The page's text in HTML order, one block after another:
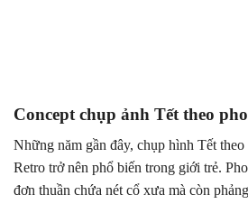
Concept chụp ảnh Tết theo
Những năm gần đây, chụp hình Tết theo
Retro trở nên phổ biến trong giới trẻ.
đơn thuần chứa nét cổ xưa mà còn